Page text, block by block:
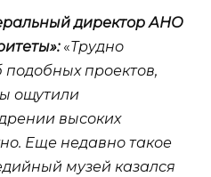
директор АНО
«Трудно
проектов,
ощутили
высоких
Еще недавно такое
музей казался